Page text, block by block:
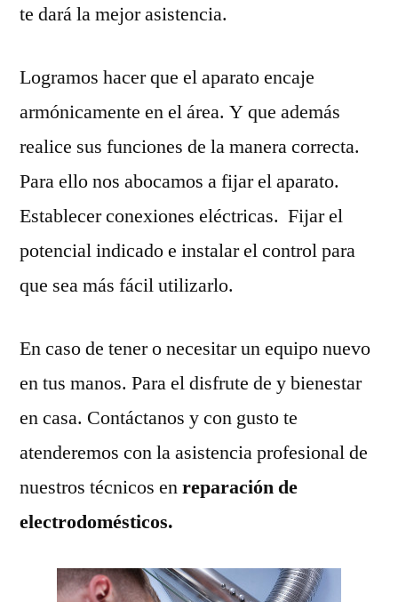
te dará la mejor asistencia.
Logramos hacer que el aparato encaje
armónicamente en el área. Y que además
realice sus funciones de la manera correcta.
Para ello nos abocamos a fijar el aparato.
Establecer conexiones eléctricas. Fijar el
potencial indicado e instalar el control para
que sea más fácil utilizarlo.
En caso de tener o necesitar un equipo nuevo
en tus manos. Para el disfrute de y bienestar
en casa. Contáctanos y con gusto te
atenderemos con la asistencia profesional de
nuestros técnicos enreparación de
electrodomésticos.